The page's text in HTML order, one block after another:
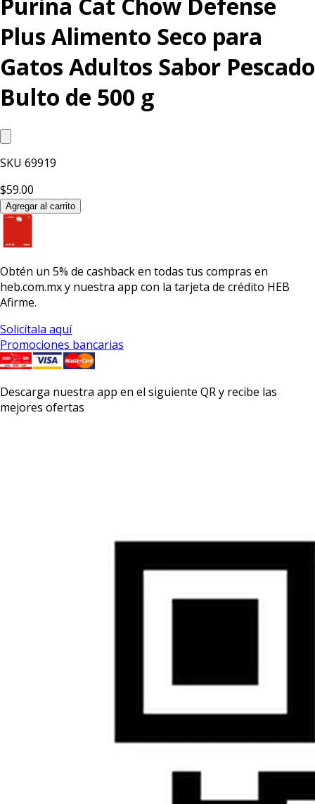
Purina Cat Chow Defense
Plus Alimento Seco para
Gatos Adultos Sabor Pescado
Bulto de 500 g
SKU 69919
$59.00
Agregar al carrito
Obtén un 5% de cashbacken todas tus compras en
heb.com.mx y nuestra app con la tarjeta de crédito HEB
Afirme.
Solicítala aquí
Promociones bancarias
Descarga nuestra app en el siguiente QR y recibe las
mejores ofertas